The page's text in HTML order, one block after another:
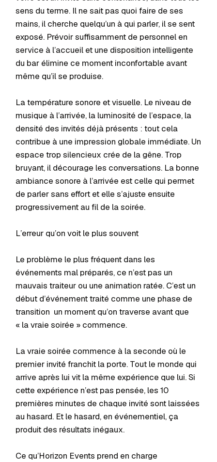
sens du terme. Il ne sait pas quoi faire de ses
mains, il cherche quelqu’un à qui parler, il se sent
exposé. Prévoir suffisamment de personnel en
service à l’accueil et une disposition intelligente
du bar élimine ce moment inconfortable avant
même qu’il se produise.
La température sonore et visuelle. Le niveau de
musique à l’arrivée, la luminosité de l’espace, la
densité des invités déjà présents : tout cela
contribue à une impression globale immédiate. Un
espace trop silencieux crée de la gêne. Trop
bruyant, il décourage les conversations. La bonne
ambiance sonore à l’arrivée est celle qui permet
de parler sans effort et elle s’ajuste ensuite
progressivement au fil de la soirée.
L’erreur qu’on voit le plus souvent
Le problème le plus fréquent dans les
événements mal préparés, ce n’est pas un
mauvais traiteur ou une animation ratée. C’est un
début d’événement traité comme une phase de
transition un moment qu’on traverse avant que
« la vraie soirée » commence.
La vraie soirée commence à la seconde où le
premier invité franchit la porte. Tout le monde qui
arrive après lui vit la même expérience que lui. Si
cette expérience n’est pas pensée, les 10
premières minutes de chaque invité sont laissées
au hasard. Et le hasard, en événementiel, ça
produit des résultats inégaux.
Ce qu’Horizon Events prend en charge